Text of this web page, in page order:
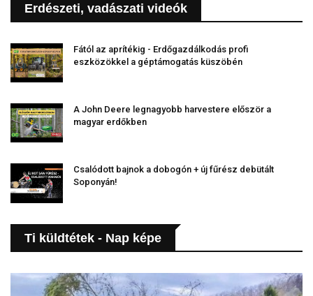
Erdészeti, vadászati videók
Fától az aprítékig - Erdőgazdálkodás profi
eszközökkel a géptámogatás küszöbén
A John Deere legnagyobb harvestere először a
magyar erdőkben
Csalódott bajnok a dobogón + új fűrész debütált
Soponyán!
Ti küldtétek - Nap képe